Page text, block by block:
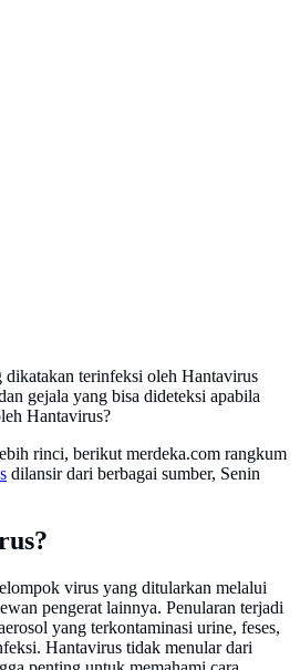
dikatakan terinfeksi oleh Hantavirus
gejala yang bisa dideteksi apabila
Hantavirus?
rinci, berikut merdeka.com rangkum
dilansir dari berbagai sumber, Senin
virus yang ditularkan melalui
pengerat lainnya. Penularan terjadi
yang terkontaminasi urine, feses,
Hantavirus tidak menular dari